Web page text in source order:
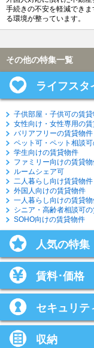
手続きの不安を軽減でき
る環境が整っています。
その他の特集一覧
ライフスタ
子供部屋・子供可の賃貸
女性向け・女性専用の
バリアフリーの賃貸物件
ペット可・ペット相談
学生向けの賃貸物件
ファミリー向けの賃貸物
ルームシェア可
二人暮らし向け賃貸物件
外国人向けの賃貸物件
一人暮らし向けの賃貸物
シニア・高齢者相談可
SOHO向けの賃貸物件
人気の特集
賃料･価格
セキュリテ
収納